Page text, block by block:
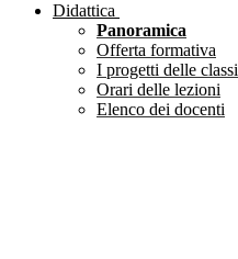
Didattica
Panoramica
Offerta formativa
I progetti delle classi
Orari delle lezioni
Elenco dei docenti